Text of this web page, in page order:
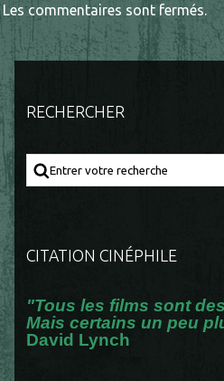
Les commentaires sont fermés.
RECHERCHER
CITATION CINÉPHILE
"Tous les films sont
Mais certains un peu
David Lynch